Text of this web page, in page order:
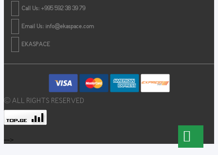
Call Us: +995 592 38 39 79
Email Us: info@ekaspace.com
EKASPACE
© ALL RIGHTS RESERVED
-->